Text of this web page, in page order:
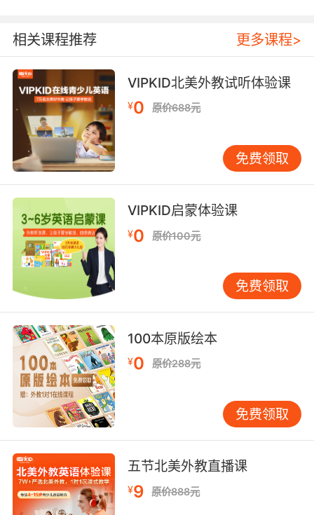
二、跨文化学习的认知优势
英语音乐术语作为文化载体，记录着西方音乐发
展的历史轨迹。"sonata form（奏鸣曲
式）""blue notes（布鲁斯音）"等词汇背后，隐
含着巴洛克时期的和声规则与爵士乐的演变脉
络。剑桥大学音乐人类学研究显示，双语学习者
能更快识别不同音乐风格的特征要素，VIPKID学
员在接触"ragtime（拉格泰姆）""swing（摇摆
乐）"等术语时，同步理解美国黑人音乐的文化根
源，这种知识迁移能力较单语学习者提升35%。
数字化时代为术语学习带来新维度。MIT媒体实
验室的"动态乐理词典"项目证明，结合音频示例
的术语教学可使记忆留存率提升60%。VIPKID平
学员点击"trill（颤音）"时，系统自动播放小提琴
颤音示范并生成波形图，这种多模态学习模式使
抽象概念具象化，有效降低高阶术语的学习门
槛。
三、教学场景中的实践转化
在VIPKID真人外教课堂中，术语教学遵循"情境浸
过"musical alphabet（音乐字母表）"游戏，让
学员在唱诵"A-G"音名时建立音高联想；进阶课
程设计"术语剧场"，用角色扮演演
相关课程推荐 更多课程>
VIPKID北美外教试听体验课
¥0 原价688元
免费领取
VIPKID启蒙体验课
¥0 原价100元
免费领取
100本原版绘本
¥0 原价288元
免费领取
五节北美外教直播课
¥9 原价888元